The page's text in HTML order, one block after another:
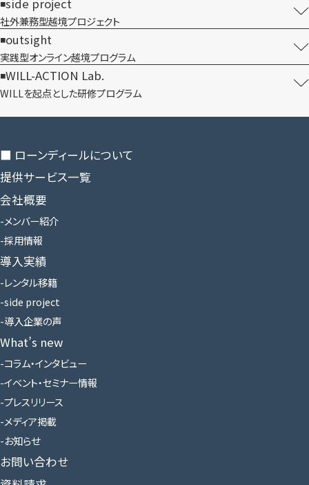
side project
社外兼務型​越境プロジェクト
outsight
実践型オンライン​越境プログラム
WILL-ACTION Lab.
WILLを​起点とした​研修プログラム
■ ローンディールに​ついて
提供サービス一覧
会社概要
メンバー紹介
採用情報
導入実績
レンタル移籍
side project
導入企業の声
What’s new
コラム・インタビュー
イベント・セミナー情報
プレスリリース
メディア掲載
お知らせ
お問い合わせ